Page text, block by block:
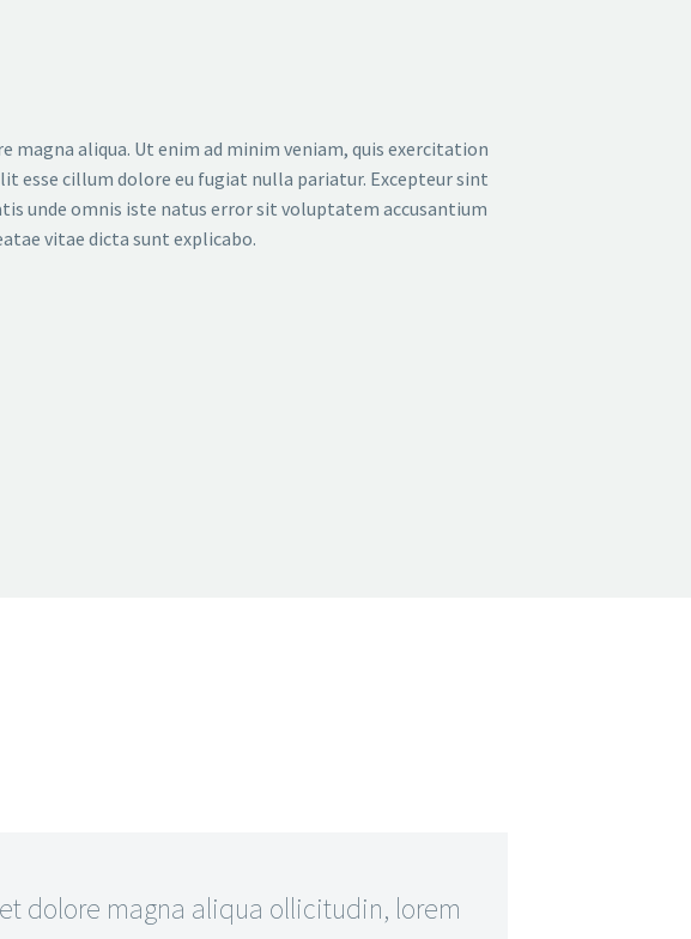
aliqua. Ut enim ad minim veniam, quis exercitation
esse cillum dolore eu fugiat nulla pariatur. Excepteur sint
unde omnis iste natus error sit voluptatem accusantium
vitae dicta sunt explicabo.
dolore magna aliqua ollicitudin, lorem